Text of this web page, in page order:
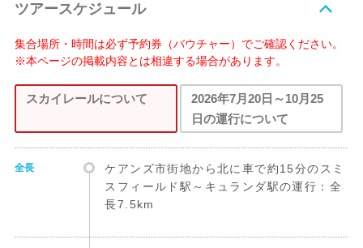
ツアースケジュール
集合場所・時間は必ず予約券（バウチャー）でご確認ください。
※本ページの掲載内容とは相違する場合があります。
スカイレールについて
全長
ケアンズ市街地から北に車で約15分のスミ
スフィールド駅～キュランダ駅の運行：全
長7.5km
2026年7月20日～10月25
日の運行について